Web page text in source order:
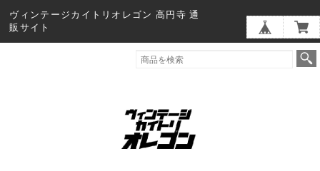
ヴィンテージカイトリオレゴン 高円寺 通
販サイト